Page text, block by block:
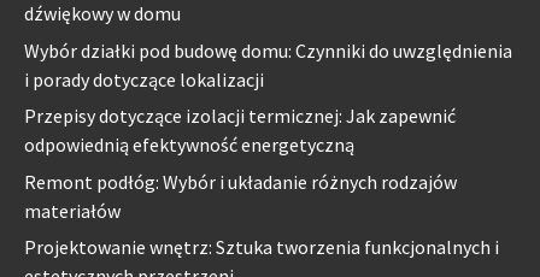
dźwiękowy w domu
Wybór działki pod budowę domu: Czynniki do uwzględnienia
i porady dotyczące lokalizacji
Przepisy dotyczące izolacji termicznej: Jak zapewnić
odpowiednią efektywność energetyczną
Remont podłóg: Wybór i układanie różnych rodzajów
materiałów
Projektowanie wnętrz: Sztuka tworzenia funkcjonalnych i